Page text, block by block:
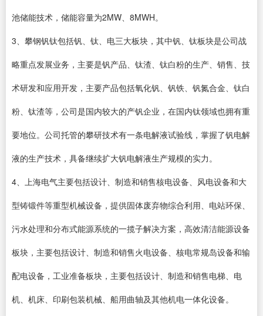
池储能技术，储能容量为2MW、8MWH。
3、攀钢钒钛包括钒、钛、电三大板块，其中钒、钛板块是公司战
略重点发展业务，主要是钒产品、钛渣、钛白粉的生产、销售、技
术研发和应用开发，主要产品包括氧化钒、钒铁、钒氮合金、钛白
粉、钛渣等，公司是国内较大的产钒企业，在国内钛领域也拥有重
要地位。公司托管的攀研技术有一条电解液试验线，掌握了钒电解
液的生产技术，具备继续扩大钒电解液生产规模的实力。
4、上海电气主要包括设计、制造和销售核电设备、风电设备和大
型铸锻件等重型机械设备，提供固体废弃物综合利用、电站环保、
污水处理和分布式能源系统的一揽子解决方案，高效清洁能源设备
板块，主要包括设计、制造和销售火电设备、核电常规岛设备和输
配电设备，工业准备板块，主要包括设计、制造和销售电梯、电
机、机床、印刷包装机械、船用曲轴及其他机电一体化设备。